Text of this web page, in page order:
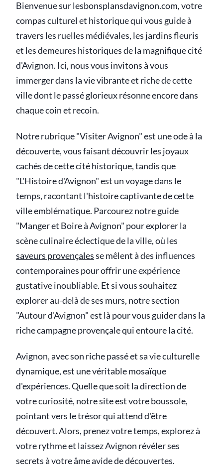
Bienvenue sur lesbonsplansdavignon.com, votre
compas culturel et historique qui vous guide à
travers les ruelles médiévales, les jardins fleuris
et les demeures historiques de la magnifique cité
d'Avignon. Ici, nous vous invitons à vous
immerger dans la vie vibrante et riche de cette
ville dont le passé glorieux résonne encore dans
chaque coin et recoin.
Notre rubrique "Visiter Avignon" est une ode à la
découverte, vous faisant découvrir les joyaux
cachés de cette cité historique, tandis que
"L'Histoire d'Avignon" est un voyage dans le
temps, racontant l'histoire captivante de cette
ville emblématique. Parcourez notre guide
"Manger et Boire à Avignon" pour explorer la
scène culinaire éclectique de la ville, où les
saveurs provençalesse mêlent à des influences
contemporaines pour offrir une expérience
gustative inoubliable. Et si vous souhaitez
explorer au-delà de ses murs, notre section
"Autour d'Avignon" est là pour vous guider dans la
riche campagne provençale qui entoure la cité.
Avignon, avec son riche passé et sa vie culturelle
dynamique, est une véritable mosaïque
d'expériences. Quelle que soit la direction de
votre curiosité, notre site est votre boussole,
pointant vers le trésor qui attend d'être
découvert. Alors, prenez votre temps, explorez à
votre rythme et laissez Avignon révéler ses
secrets à votre âme avide de découvertes.